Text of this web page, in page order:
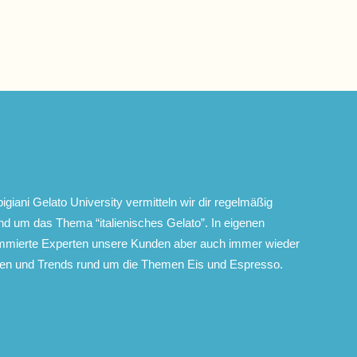
Gelato University vermitteln wir dir regelmäßig
um das Thema “italienisches Gelato”. In eigenen
Experten unsere Kunden aber auch immer wieder
und Trends rund um die Themen Eis und Espresso.